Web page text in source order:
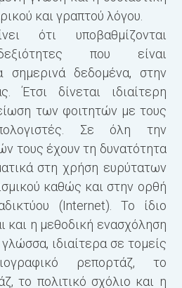
και γραπτού λόγου.
ότι υποβαθμίζονται
που είναι
σημερινά δεδομένα, στην
Έτσι δίνεται ιδιαίτερη
των φοιτητών με τους
Σε όλη την
τους έχουν τη δυνατότητα
στη χρήση ευρύτατων
καθώς και στην ορθή
(Internet). Το ίδιο
και η μεθοδική ενασχόληση
ιδιαίτερα σε τομείς
ρεπορτάζ, το
το πολιτικό σχόλιο και η